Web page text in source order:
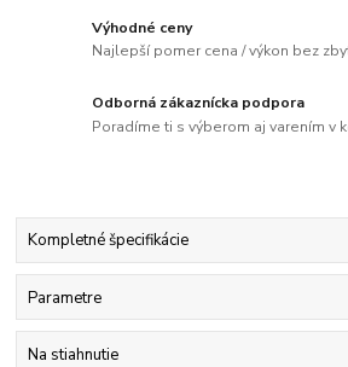
Výhodné ceny
Najlepší pomer cena / výkon bez
Odborná zákaznícka podpora
Poradíme ti s výberom aj varením v
Kompletné špecifikácie
Parametre
Na stiahnutie